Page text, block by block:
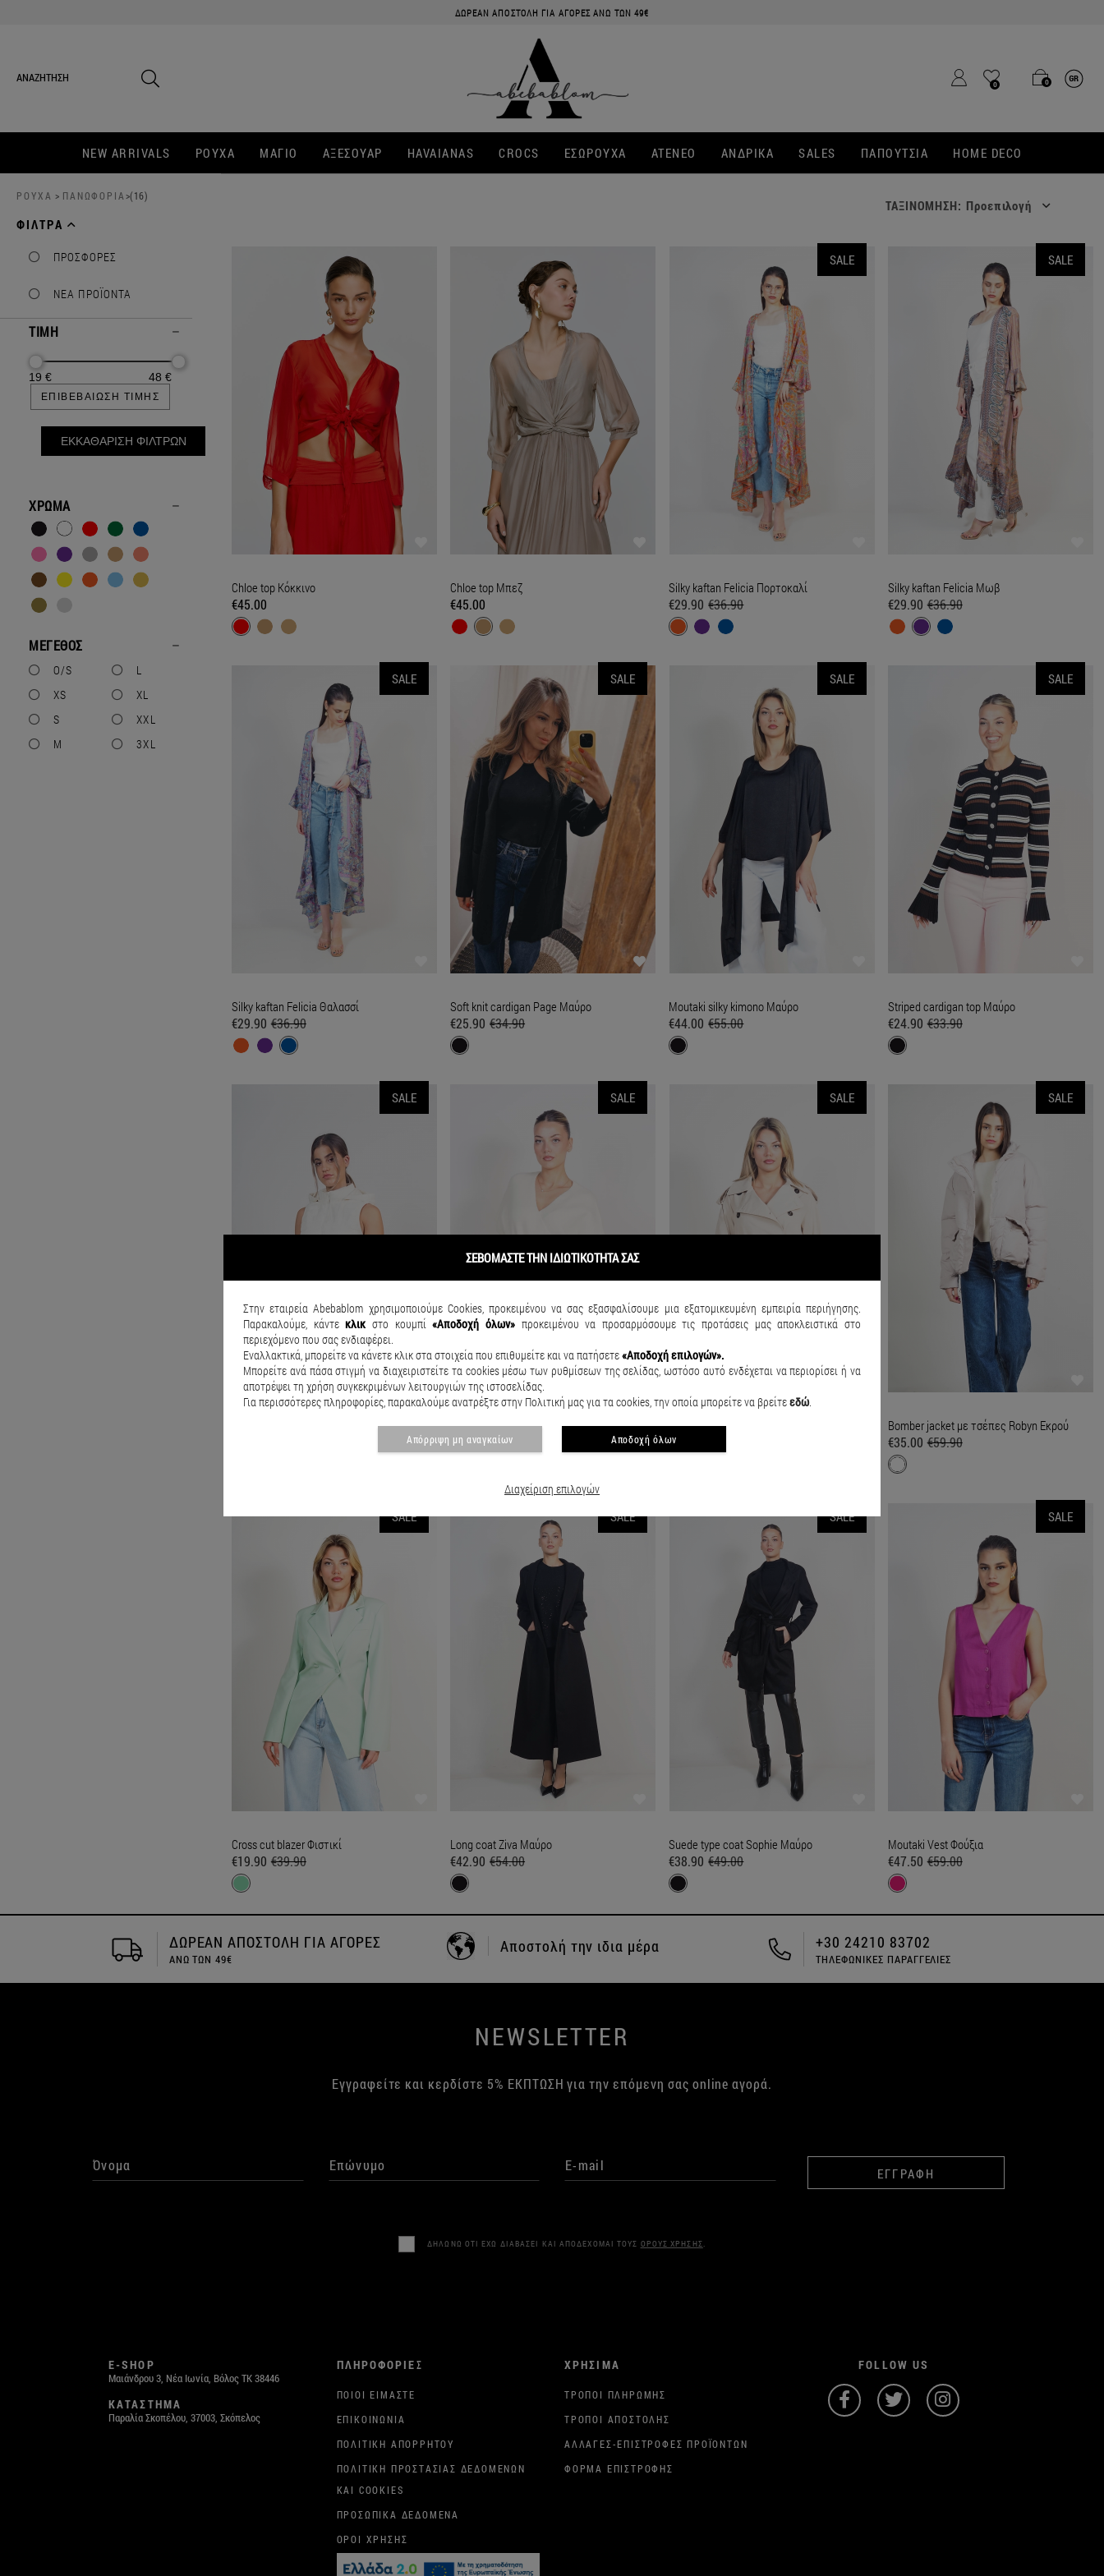
ΔΩΡΕΑΝ ΑΠΟΣΤΟΛΗ ΓΙΑ ΑΓΟΡΕΣ ΑΝΩ ΤΩΝ 49€
0 0
NEW ARRIVALS ΡΟΥΧΑ ΜΑΓΙΟ ΑΞΕΣΟΥΑΡ HAVAIANAS CROCS ΕΣΩΡΟΥΧΑ ATENEO ΑΝΔΡΙΚΑ SALES ΠΑΠΟΥΤΣΙΑ HOME DECO
ΡΟΥΧΑ > ΠΑΝΩΦΟΡΙΑ>(16)
ΦΙΛΤΡΑ
ΠΡΟΣΦΟΡΕΣ
ΝΕΑ ΠΡΟΪΟΝΤΑ
ΤΙΜΗ
19 € 48 €
ΕΠΙΒΕΒΑΙΩΣΗ ΤΙΜΗΣ
ΕΚΚΑΘΑΡΙΣΗ ΦΙΛΤΡΩΝ
ΧΡΩΜΑ
ΜΕΓΕΘΟΣ
O/S
XS
S
M
L
XL
XXL
3XL
ΤΑΞΙΝΟΜΗΣΗ: Προεπιλογή
Chloe top Κόκκινο
€45.00
Chloe top Μπεζ
€45.00
SALE
Silky kaftan Felicia Πορτοκαλί
€29.90 €36.90
SALE
Silky kaftan Felicia Μωβ
€29.90 €36.90
SALE
Silky kaftan Felicia Θαλασσί
€29.90 €36.90
SALE
Soft knit cardigan Page Μαύρο
€25.90 €34.90
SALE
Moutaki silky kimono Μαύρο
€44.00 €55.00
SALE
Striped cardigan top Μαύρο
€24.90 €33.90
SALE
Sleeveless mini jacket with hoodie Pam Εκρού
SALE
Sleeveless belted cardigan/top Luna Εκρού
€24.90 €36.90
SALE
Katherine trench coat Μπεζ
€29.90
SALE
Bomber jacket με τσέπες Robyn Εκρού
€35.00 €59.90
SALE
Cross cut blazer Φιστικί
€19.90 €39.90
SALE
Long coat Ziva Μαύρο
€42.90 €54.00
SALE
Suede type coat Sophie Μαύρο
€38.90 €49.00
SALE
Moutaki Vest Φούξια
€47.50 €59.00
Αποστολή την ιδια μέρα +30 24210 83702
ΤΗΛΕΦΩΝΙΚΕΣ ΠΑΡΑΓΓΕΛΙΕΣ
ΔΩΡΕΑΝ ΑΠΟΣΤΟΛΗ ΓΙΑ ΑΓΟΡΕΣ
ΑΝΩ ΤΩΝ 49€
NEWSLETTER
Εγγραφείτε και κερδίστε 5% ΕΚΠΤΩΣΗ για την επόμενη σας online αγορά.
ΕΓΓΡΑΦΗ
ΔΗΛΩΝΩ ΟΤΙ ΕΧΩ ΔΙΑΒΑΣΕΙ ΚΑΙ ΑΠΟΔΕΧΟΜΑΙ ΤΟΥΣ ΟΡΟΥΣ ΧΡΗΣΗΣ.
E-SHOP
Μαιάνδρου 3, Νέα Ιωνία, Βόλος ΤΚ 38446
ΚΑΤΑΣΤΗΜΑ
Παραλία Σκοπέλου, 37003, Σκόπελος
ΠΛΗΡΟΦΟΡΙΕΣ
ΠΟΙΟΙ ΕΊΜΑΣΤΕ
ΕΠΙΚΟΙΝΩΝΊΑ
ΠΟΛΙΤΙΚΉ ΑΠΟΡΡΉΤΟΥ
ΠΟΛΙΤΙΚΉ ΠΡΟΣΤΑΣΊΑΣ ΔΕΔΟΜΈΝΩΝ
ΚΑΙ COOKIES
ΠΡΟΣΩΠΙΚΆ ΔΕΔΟΜΈΝΑ
ΌΡΟΙ ΧΡΉΣΗΣ
ΧΡΗΣΙΜΑ
ΤΡΌΠΟΙ ΠΛΗΡΩΜΉΣ
ΤΡΌΠΟΙ ΑΠΟΣΤΟΛΉΣ
ΑΛΛΑΓΈΣ-ΕΠΙΣΤΡΟΦΈΣ ΠΡΟΪΌΝΤΩΝ
ΦΌΡΜΑ ΕΠΙΣΤΡΟΦΉΣ
FOLLOW US
ΣΕΒΟΜΑΣΤΕ ΤΗΝ ΙΔΙΩΤΙΚΟΤΗΤΑ ΣΑΣ
Στην εταιρεία Abebablom χρησιμοποιούμε Cookies, προκειμένου να σας εξασφαλίσουμε μια εξατομικευμένη εμπειρία περιήγησης.
Παρακαλούμε, κάντεκλικ στο κουμπί«Αποδοχή όλων»προκειμένου να προσαρμόσουμε τις προτάσεις μας αποκλειστικά στο
περιεχόμενο που σας ενδιαφέρει.
Εναλλακτικά, μπορείτε να κάνετε κλικ στα στοιχεία που επιθυμείτε και να πατήσετε«Αποδοχή επιλογών».
Μπορείτε ανά πάσα στιγμή να διαχειριστείτε τα cookies μέσω των ρυθμίσεων της σελίδας, ωστόσο αυτό ενδέχεται να περιορίσει ή να
αποτρέψει τη χρήση συγκεκριμένων λειτουργιών της ιστοσελίδας.
Για περισσότερες πληροφορίες, παρακαλούμε ανατρέξτε στην Πολιτική μας για τα cookies, την οποία μπορείτε να βρείτεεδώ.
Απόρριψη μη αναγκαίων Αποδοχή όλων
Διαχείριση επιλογών